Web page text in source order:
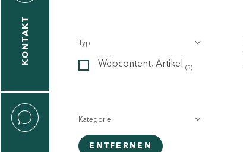
KONTAKT Typ
Webcontent, Artikel (5)
Kategorie
ENTFERNEN